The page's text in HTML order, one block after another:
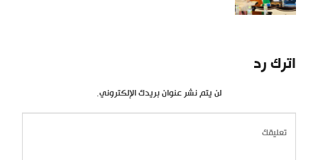
اترك رد
لن يتم نشر عنوان بريدك الإلكتروني.